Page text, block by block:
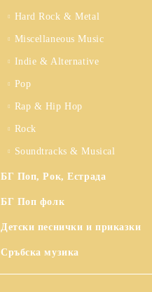
Hard Rock & Metal
Miscellaneous Music
Indie & Alternative
Pop
Rap & Hip Hop
Rock
Soundtracks & Musical
БГ Поп, Рок, Естрада
БГ Поп фолк
Детски песнички и приказки
Сръбска музика